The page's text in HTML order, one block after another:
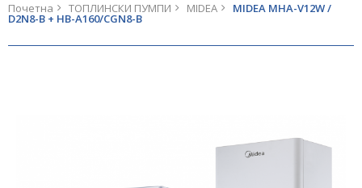
Почетна ТОПЛИНСКИ ПУМПИ MIDEA MIDEA MHA-V12W /
D2N8-B + HB-A160/CGN8-B